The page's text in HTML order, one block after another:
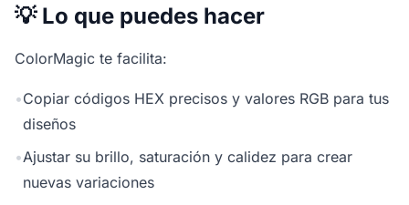
💡 Lo que puedes hacer
ColorMagic te facilita:
•Copiar códigos HEX precisos y valores RGB para tus
diseños
•Ajustar su brillo, saturación y calidez para crear
nuevas variaciones